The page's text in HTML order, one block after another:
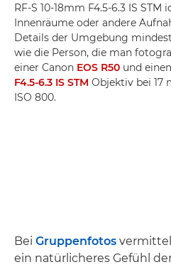
RF-S 10-18mm F4.5-6.3 IS
Innenräume oder andere
Details der Umgebung
wie die Person, die man
einer Canon EOS R50 und
F4.5-6.3 IS STM Objektiv bei 17
ISO 800.
Bei Gruppenfotos
ein natürlicheres Gefühl